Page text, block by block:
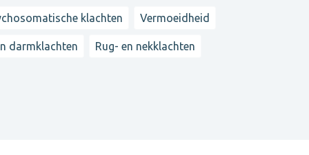
klachten Vermoeidheid
darmklachten Rug- en nekklachten